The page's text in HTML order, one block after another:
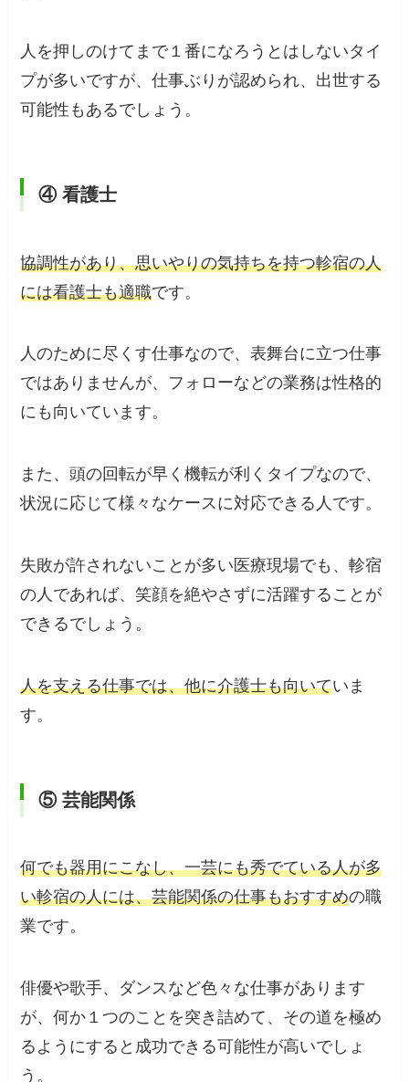
人を押しのけてまで１番になろうとはしないタイ
プが多いですが、仕事ぶりが認められ、出世する
可能性もあるでしょう。
④ 看護士
協調性があり、思いやりの気持ちを持つ軫宿の人
には看護士も適職です。
人のために尽くす仕事なので、表舞台に立つ仕事
ではありませんが、フォローなどの業務は性格的
にも向いています。
また、頭の回転が早く機転が利くタイプなので、
状況に応じて様々なケースに対応できる人です。
失敗が許されないことが多い医療現場でも、軫宿
の人であれば、笑顔を絶やさずに活躍することが
できるでしょう。
人を支える仕事では、他に介護士も向いていま
す。
⑤ 芸能関係
何でも器用にこなし、一芸にも秀でている人が多
い軫宿の人には、芸能関係の仕事もおすすめの職
業です。
俳優や歌手、ダンスなど色々な仕事があります
が、何か１つのことを突き詰めて、その道を極め
るようにすると成功できる可能性が高いでしょ
う。